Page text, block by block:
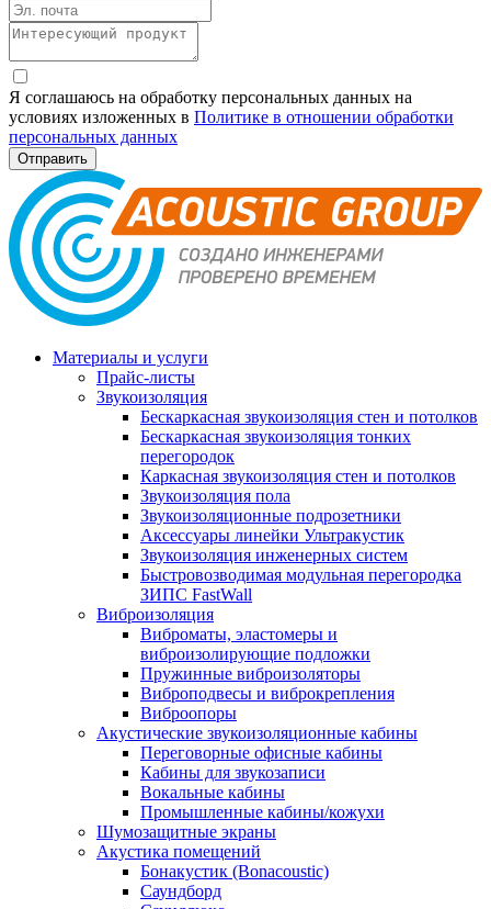
Я соглашаюсь на обработку персональных данных на
условиях изложенных в Политике в отношении обработки
персональных данных
Материалы и услуги
Прайс-листы
Звукоизоляция
Бескаркасная звукоизоляция стен и потолков
Бескаркасная звукоизоляция тонких
перегородок
Каркасная звукоизоляция стен и потолков
Звукоизоляция пола
Звукоизоляционные подрозетники
Аксессуары линейки Ультракустик
Звукоизоляция инженерных систем
Быстровозводимая модульная перегородка
ЗИПС FastWall
Виброизоляция
Виброматы, эластомеры и
виброизолирующие подложки
Пружинные виброизоляторы
Виброподвесы и виброкрепления
Виброопоры
Акустические звукоизоляционные кабины
Переговорные офисные кабины
Кабины для звукозаписи
Вокальные кабины
Промышленные кабины/кожухи
Шумозащитные экраны
Акустика помещений
Бонакустик (Bonacoustic)
Саундборд